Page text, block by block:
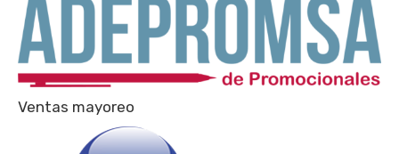
Ventas mayoreo